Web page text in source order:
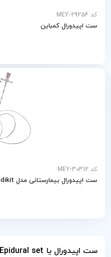
کد MEY-29254
ست اپیدورال کمباین
کد MEY-30312
ست اپیدورال بیمارستانی مدل Medikit